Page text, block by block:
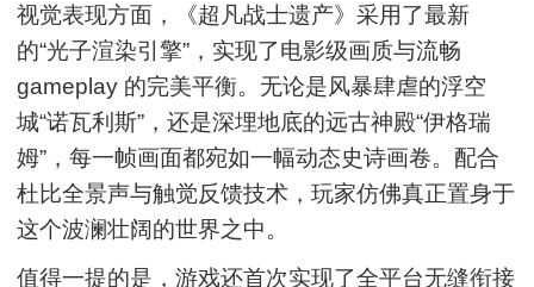
视觉表现方面，《超凡战士遗产》采用了最新
的“光子渲染引擎”，实现了电影级画质与流畅
gameplay 的完美平衡。无论是风暴肆虐的浮空
城“诺瓦利斯”，还是深埋地底的远古神殿“伊格瑞
姆”，每一帧画面都宛如一幅动态史诗画卷。配合
杜比全景声与触觉反馈技术，玩家仿佛真正置身于
这个波澜壮阔的世界之中。
值得一提的是，游戏还首次实现了全平台无缝衔接